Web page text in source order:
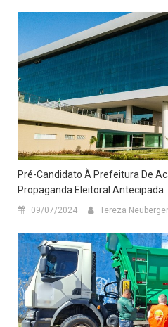
Pré-Candidato À Prefeitura De
Propaganda Eleitoral Antecipada
09/07/2024 Tereza Neuberger